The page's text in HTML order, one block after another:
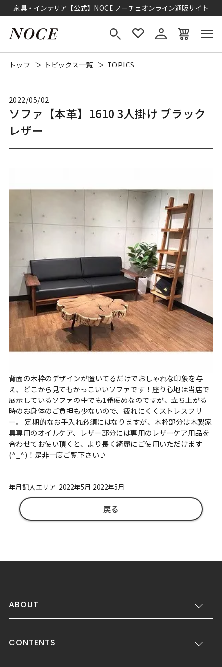
家具・インテリア【公式】NOCE ノーチェオンライン通販サイト
トップ トピックス一覧 TOPICS
2022/05/02
ソファ【本革】1610 3人掛け ブラック
レザー
背面の木枠のデザインが置いてるだけでおしゃれな印象を与
え、どこから見てもかっこいいソファです！座り心地は当店で
展示しているソファの中でも1番硬めなのですが、立ち上がる
時のお身体のご負担も少ないので、疲れにくくストレスフリ
ー。 定期的なお手入れ必須にはなりますが、木枠部分は木製家
具専用のオイルケア、レザー部分には専用のレザーケア用品を
合わせてお使い頂くと、より長く綺麗にご使用いただけます
(^_^)！是非一度ご覧下さい♪
年月記入エリア: 2022年5月 2022年5月
戻る
ABOUT
CONTENTS